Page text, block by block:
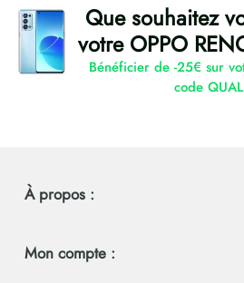
Que souhaitez
votre OPPO
Bénéficier de -25€ sur
code
À propos :
Mon compte :